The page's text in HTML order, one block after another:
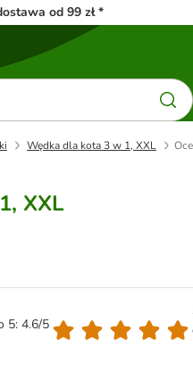
od 99 zł *
Wędka dla kota 3 w 1, XXL
XXL
5: 4.6/5